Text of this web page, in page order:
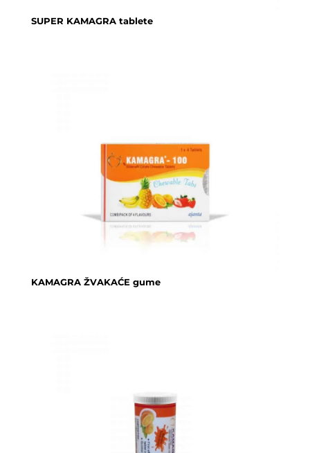
SUPER KAMAGRA tablete
KAMAGRA ŽVAKAĆE gume